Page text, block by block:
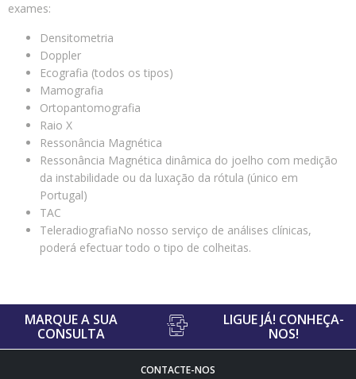
exames:
Densitometria
Doppler
Ecografia (todos os tipos)
Mamografia
Ortopantomografia
Raio X
Ressonância Magnética
Ressonância Magnética dinâmica do joelho com medição
da instabilidade ou da luxação da rótula (único em
Portugal)
TAC
TeleradiografiaNo nosso serviço de análises clínicas,
poderá efectuar todo o tipo de colheitas.
MARQUE A SUA
CONSULTA
LIGUE JÁ! CONHEÇA-
NOS!
CONTACTE-NOS